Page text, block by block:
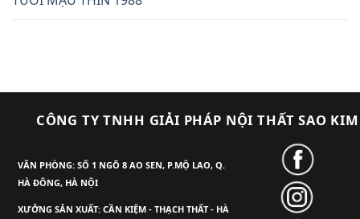
CÔNG TY TNHH GIẢI PHÁP NỘI THẤT SAO KIM
VĂN PHÒNG: SỐ 1 NGÕ 8 AO SEN, P.MỘ LAO, Q.
HÀ ĐÔNG, HÀ NỘI
XƯỞNG SẢN XUẤT: CẦN KIỆM - THẠCH THẤT - HÀ